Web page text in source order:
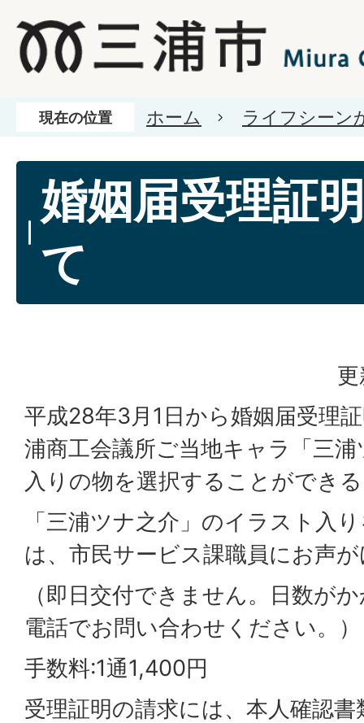
現在の位置 ホーム ライフシーン
婚姻届受理証
て
平成28年3月1日から婚姻届受理
浦商工会議所ご当地キャラ「三
入りの物を選択することができ
「三浦ツナ之介」のイラスト入
は、市民サービス課職員にお声
（即日交付できません。日数が
電話でお問い合わせください。）
手数料:1通1,400円
受理証明の請求には、本人確認